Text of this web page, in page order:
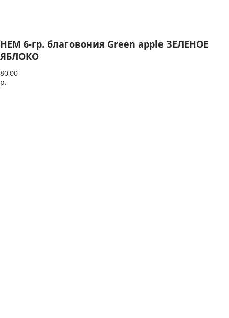
HEM 6-гр. благовония Green apple ЗЕЛЕНОЕ
ЯБЛОКО
80,00
р.